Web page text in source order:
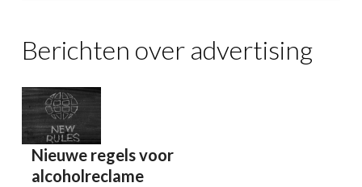
Jump
main
content
Berichten over advertising
Nieuwe regels voor
alcoholreclame
Nieuwsberichten per label
Toolbox